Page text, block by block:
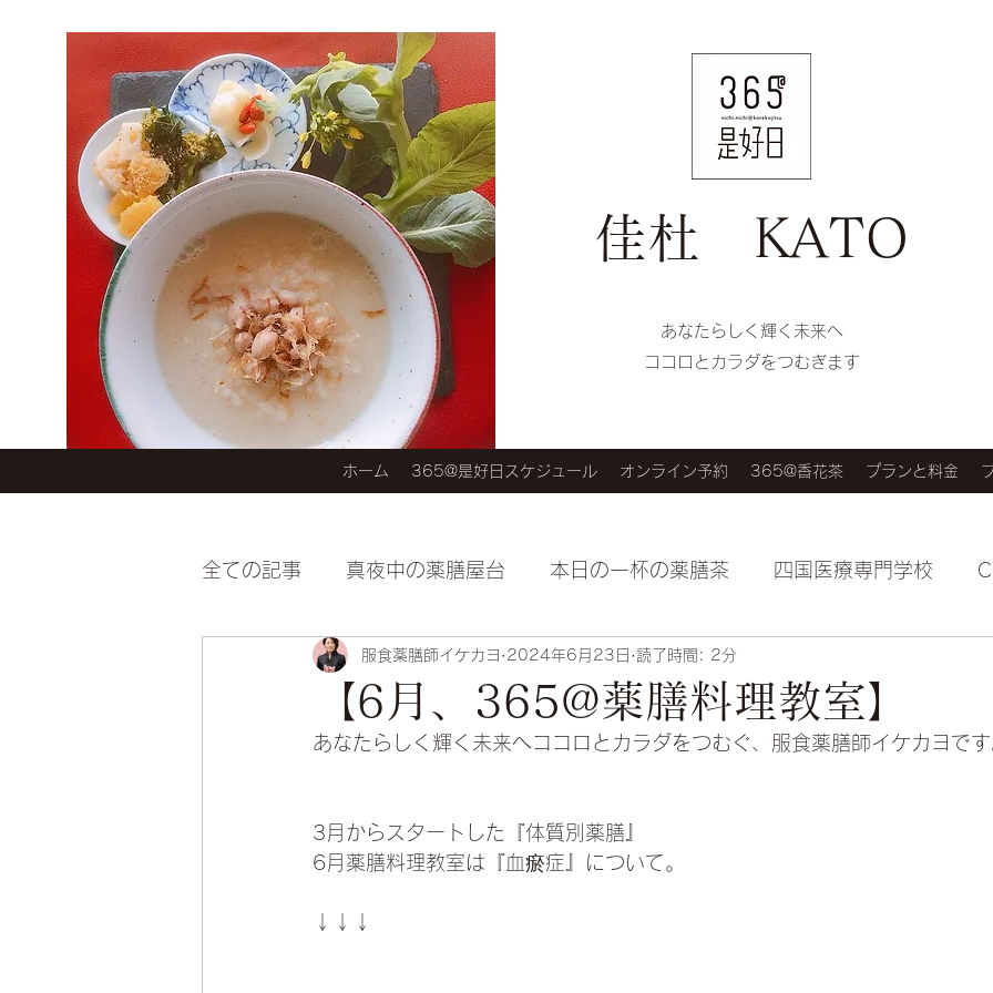
佳杜 KATO
​​あなたらしく輝く未来へ
ココロとカラダをつむぎます
ホーム 365@是好日スケジュール オンライン予約 365@香花茶 プランと料金
全ての記事 真夜中の薬膳屋台 本日の一杯の薬膳茶 四国医療専門学校
365＠是好日
【6月、365@薬膳料理教室】
服食薬膳師イケカヨ 2024年6月23日 読了時間: 2分
あなたらしく輝く未来へココロとカラダをつむぐ、服食薬膳師イケカヨです
3月からスタートした『体質別薬膳』
6月薬膳料理教室は『血瘀症』について。
↓↓↓